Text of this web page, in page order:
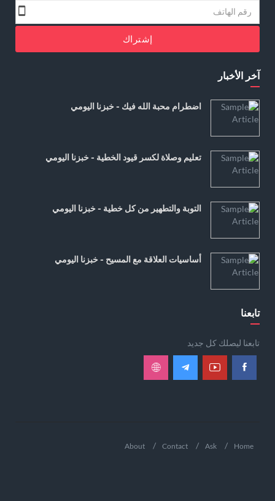
إشتراك
آخر الأخبار
اضطرام محبة الله فيك - خبزنا اليومي
تعليم وصلاة لكسر قيود الخطية - خبزنا اليومي
التوبة والتطهير من كل خطية - خبزنا اليومي
أساسيات العلاقة مع المسيح - خبزنا اليومي
تابعنا
تابعنا ليصلك كل جديد
Home
Ask
Contact
About